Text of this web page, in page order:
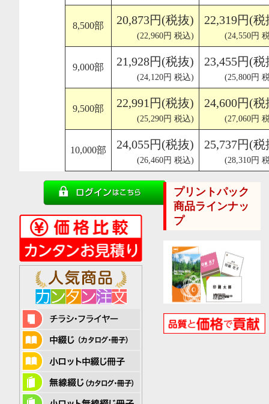
8,500部 20,873円(税抜)
(22,960円 税込)
22,319円(税
(24,550円
9,000部 21,928円(税抜)
(24,120円 税込)
23,455円(税
(25,800円
9,500部 22,991円(税抜)
(25,290円 税込)
24,600円(税
(27,060円
10,000部 24,055円(税抜)
(26,460円 税込)
25,737円(税
(28,310円
プリントパック
商品ラインナッ
プ